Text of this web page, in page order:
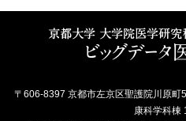
〒606-8397 京都市左京区聖護院川原町
康科学科棟